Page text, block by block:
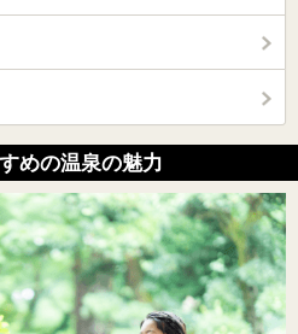
めの温泉の魅力